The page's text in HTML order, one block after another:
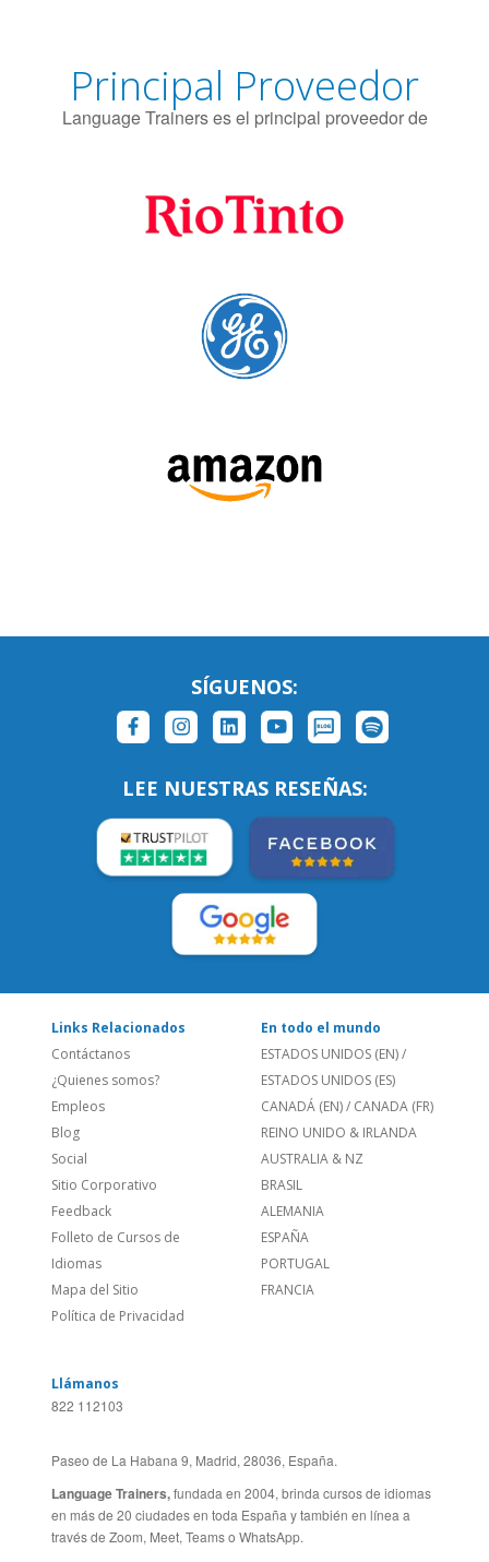
Principal Proveedor
Language Trainers es el principal proveedor de
Contáctanos
¿Quienes somos?
Empleos
Blog
Social
Sitio Corporativo
Feedback
Folleto de Cursos de
Idiomas
Mapa del Sitio
Política de Privacidad
ESTADOS UNIDOS (EN)
ESTADOS UNIDOS (ES)
CANADÁ (EN)/CANADA (FR)
REINO UNIDO & IRLANDA
AUSTRALIA & NZ
BRASIL
ALEMANIA
ESPAÑA
PORTUGAL
FRANCIA
822 112103
Language Trainers,fundada en 2004, brinda cursos de idiomas
en más de 20 ciudades en toda España y también en línea a
través de Zoom, Meet, Teams o WhatsApp.